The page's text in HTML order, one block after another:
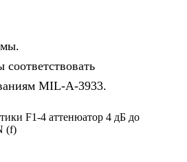
MIL-A-3933.
F1-4 аттенюатор 4 дБ до
(f)